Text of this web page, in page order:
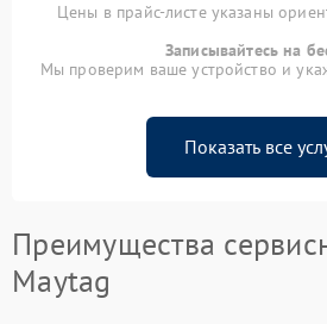
Цены в прайс-листе указаны
Записывайтесь на
Мы проверим ваше устройство и
Показать все
Преимущества
Maytag